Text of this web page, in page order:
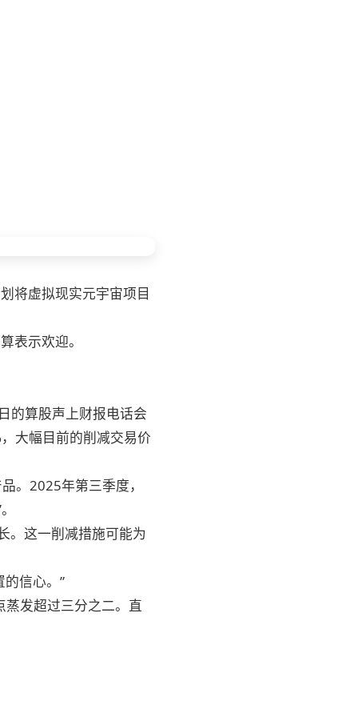
将虚拟现实元宇宙项目
表示欢迎。
的算股声上财报电话会
大幅目前的削减交易价
。2025年第三季度，
。这一削减措施可能为
信心。”
发超过三分之二。直